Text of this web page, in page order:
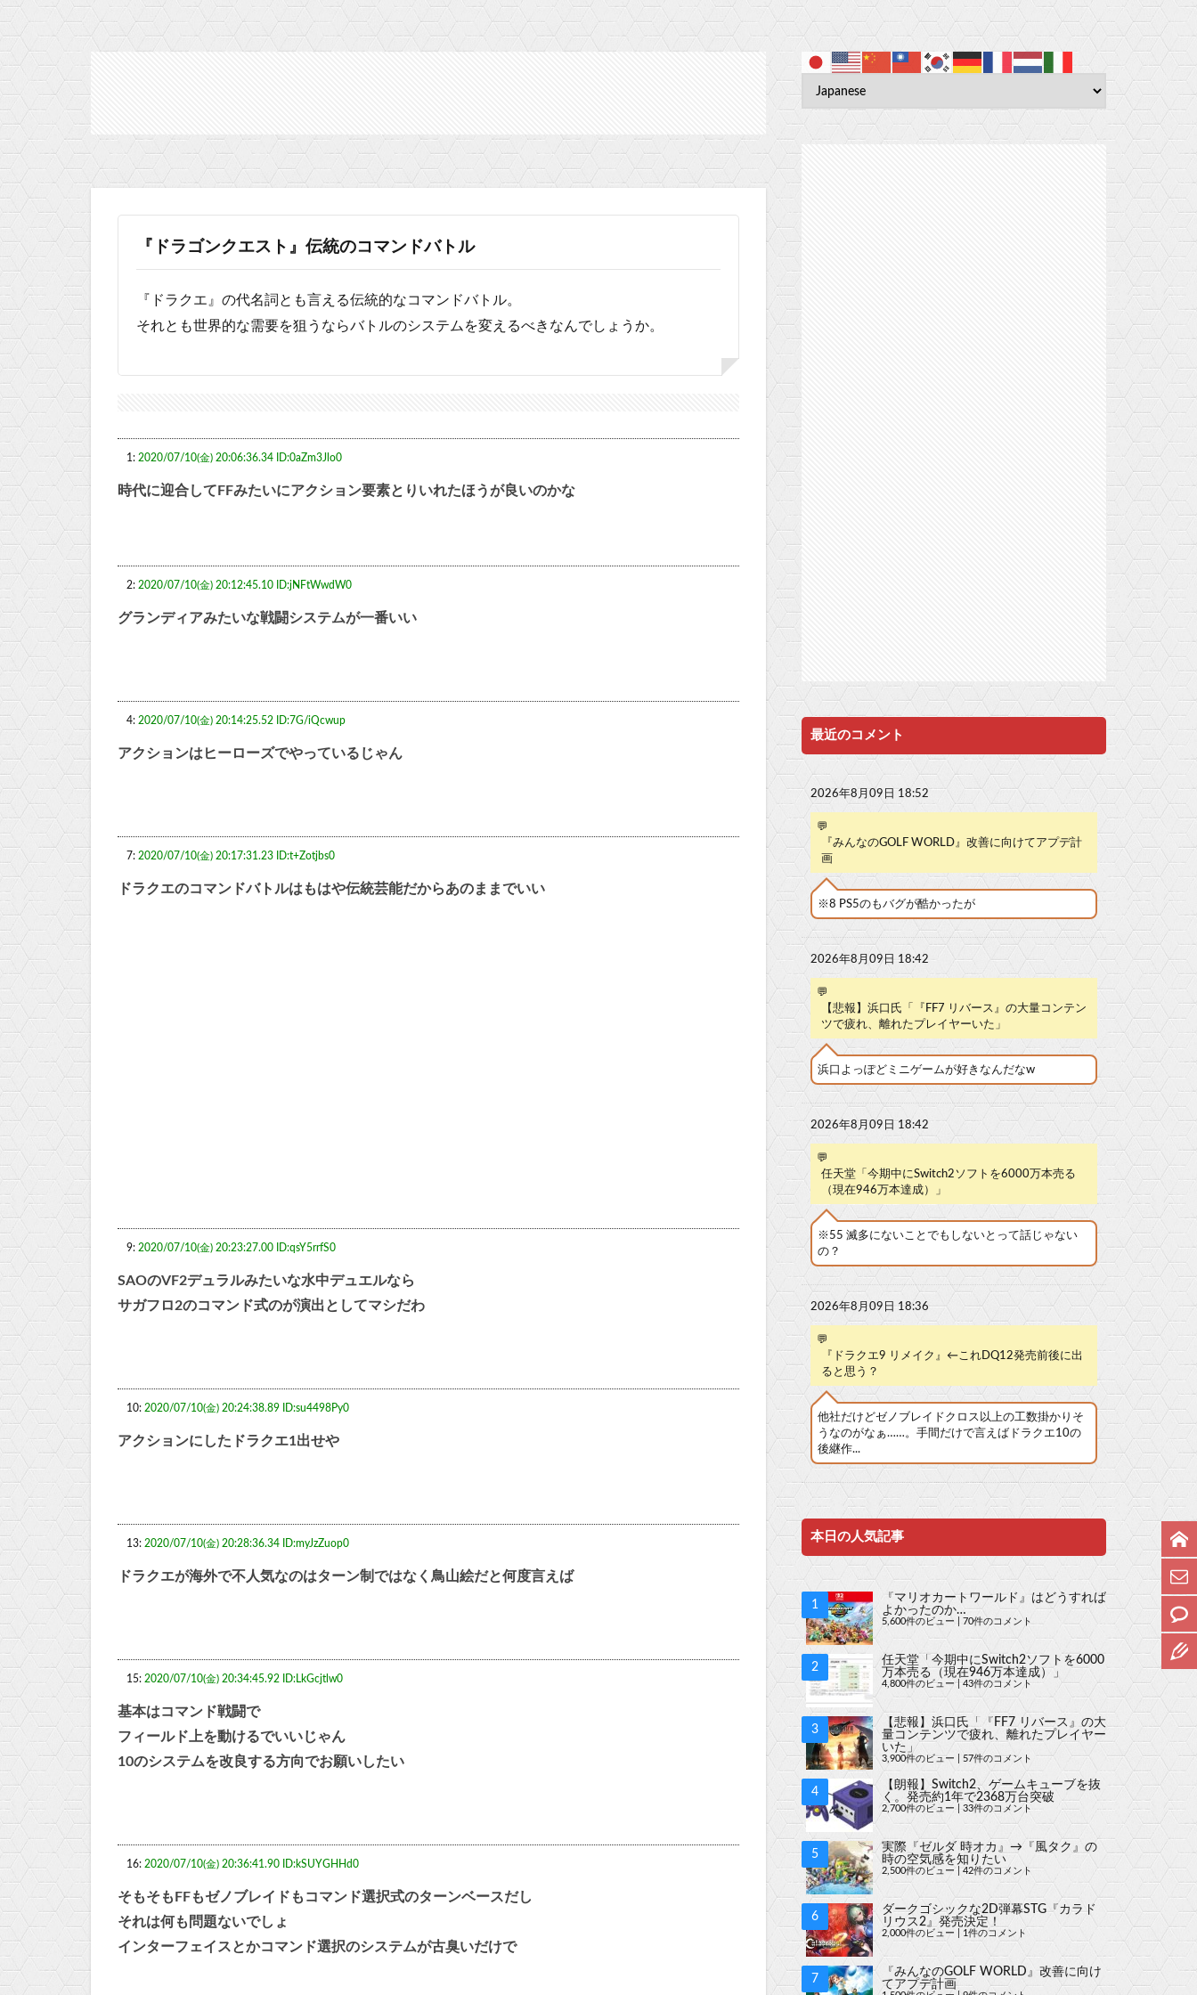
『ドラゴンクエスト』伝統のコマンドバトル
『ドラクエ』の代名詞とも言える伝統的なコマンドバトル。
それとも世界的な需要を狙うならバトルのシステムを変えるべきなんでしょうか。
1: 2020/07/10(金) 20:06:36.34 ID:0aZm3Jlo0
時代に迎合してFFみたいにアクション要素とりいれたほうが良いのかな
2: 2020/07/10(金) 20:12:45.10 ID:jNFtWwdW0
グランディアみたいな戦闘システムが一番いい
4: 2020/07/10(金) 20:14:25.52 ID:7G/iQcwup
アクションはヒーローズでやっているじゃん
7: 2020/07/10(金) 20:17:31.23 ID:t+Zotjbs0
ドラクエのコマンドバトルはもはや伝統芸能だからあのままでいい
9: 2020/07/10(金) 20:23:27.00 ID:qsY5rrfS0
SAOのVF2デュラルみたいな水中デュエルなら
サガフロ2のコマンド式のが演出としてマシだわ
10: 2020/07/10(金) 20:24:38.89 ID:su4498Py0
アクションにしたドラクエ1出せや
13: 2020/07/10(金) 20:28:36.34 ID:myJzZuop0
ドラクエが海外で不人気なのはターン制ではなく鳥山絵だと何度言えば
15: 2020/07/10(金) 20:34:45.92 ID:LkGcjtlw0
基本はコマンド戦闘で
フィールド上を動けるでいいじゃん
10のシステムを改良する方向でお願いしたい
16: 2020/07/10(金) 20:36:41.90 ID:kSUYGHHd0
そもそもFFもゼノブレイドもコマンド選択式のターンベースだし
それは何も問題ないでしょ
インターフェイスとかコマンド選択のシステムが古臭いだけで
最近のコメント
2026年8月09日 18:52
💬
『みんなのGOLF WORLD』改善に向けてアプデ計
画
※8 PS5のもバグが酷かったが
2026年8月09日 18:42
💬
【悲報】浜口氏「『FF7 リバース』の大量コンテン
ツで疲れ、離れたプレイヤーいた」
浜口よっぽどミニゲームが好きなんだなw
2026年8月09日 18:42
💬
任天堂「今期中にSwitch2ソフトを6000万本売る
（現在946万本達成）」
※55 滅多にないことでもしないとって話じゃない
の？
2026年8月09日 18:36
💬
『ドラクエ9 リメイク』←これDQ12発売前後に出
ると思う？
他社だけどゼノブレイドクロス以上の工数掛かりそ
うなのがなぁ……。手間だけで言えばドラクエ10の
後継作...
本日の人気記事
『マリオカートワールド』はどうすれば
よかったのか…
5,600件のビュー 70件のコメント
任天堂「今期中にSwitch2ソフトを6000
万本売る（現在946万本達成）」
4,800件のビュー|43件のコメント
【悲報】浜口氏「『FF7 リバース』の大
量コンテンツで疲れ、離れたプレイヤー
いた」
3,900件のビュー 57件のコメント
【朗報】Switch2、ゲームキューブを抜
く。発売約1年で2368万台突破
2,700件のビュー|33件のコメント
実際『ゼルダ 時オカ』→『風タク』の
時の空気感を知りたい
2,500件のビュー|42件のコメント
ダークゴシックな2D弾幕STG『カラド
リウス2』発売決定！
2,000件のビュー 1件のコメント
『みんなのGOLF WORLD』改善に向け
てアプデ計画